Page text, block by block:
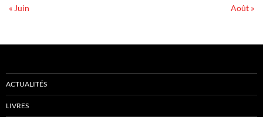
« Juin
Août »
ACTUALITÉS
LIVRES